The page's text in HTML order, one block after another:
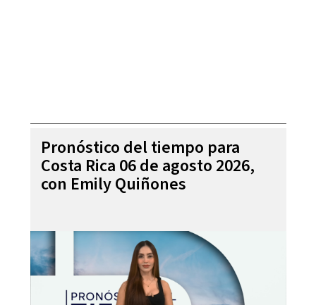
Pronóstico del tiempo para
Costa Rica 06 de agosto 2026,
con Emily Quiñones